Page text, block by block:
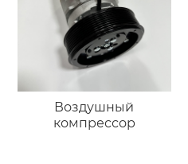
Воздушный
компрессор